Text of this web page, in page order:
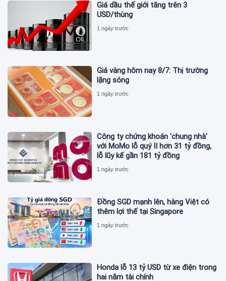
Giá dầu thế giới tăng trên 3
USD/thùng
1 ngày trước
Giá vàng hôm nay 8/7: Thị trường
lặng sóng
1 ngày trước
Công ty chứng khoán 'chung nhà'
với MoMo lỗ quý II hơn 31 tỷ đồng,
lỗ lũy kế gần 181 tỷ đồng
1 ngày trước
Đồng SGD mạnh lên, hàng Việt có
thêm lợi thế tại Singapore
1 ngày trước
Honda lỗ 13 tỷ USD từ xe điện trong
hai năm tài chính